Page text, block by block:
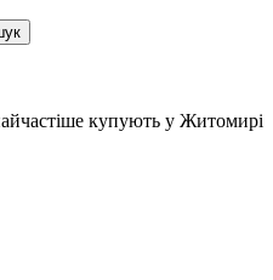
купують у Житомирі